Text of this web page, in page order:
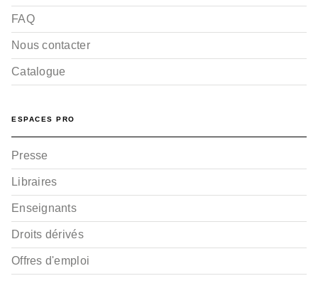
FAQ
Nous contacter
Catalogue
ESPACES PRO
Presse
Libraires
Enseignants
Droits dérivés
Offres d'emploi